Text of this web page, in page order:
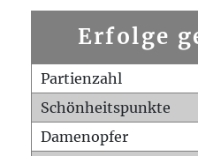
Erfolge
Partienzahl
Schönheitspunkte
Damenopfer